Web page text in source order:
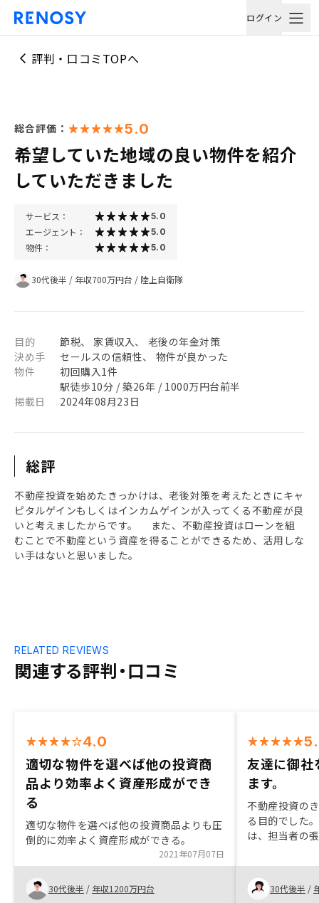
ログイン
評判・口コミTOPへ
総合評価： 5.0
希望していた地域の良い物件を紹介
していただきました
サービス： 5.0
エージェント： 5.0
物件： 5.0
30代後半 / 年収700万円台 / 陸上自衛隊
目的
節税、 家賃収入、 老後の年金対策
決め手
セールスの信頼性、 物件が良かった
物件
初回購入1件
駅徒歩10分 / 築26年 / 1000万円台前半
掲載日
2024年08月23日
総評
不動産投資を始めたきっかけは、老後対策を考えたときにキャ
ピタルゲインもしくはインカムゲインが入ってくる不動産が良
いと考えましたからです。 また、不動産投資はローンを組
むことで不動産という資産を得ることができるため、活用しな
い手はないと思いました。
関連する評判・口コミ
RELATED REVIEWS
4.0
適切な物件を選べば他の投資商
品より効率よく資産形成ができ
る
適切な物件を選べば他の投資商品よりも圧
倒的に効率よく資産形成ができる。
2021年07月07日
30代後半 / 年収1200万円台
友達に御社
ます。
不動産投資の
る目的でした
は、担当者の
ったり、とて
てます。 検討
満足してます。
30代後半 /